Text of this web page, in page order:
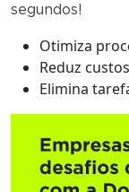
segundos!
Otimiza
Reduz
Elimina